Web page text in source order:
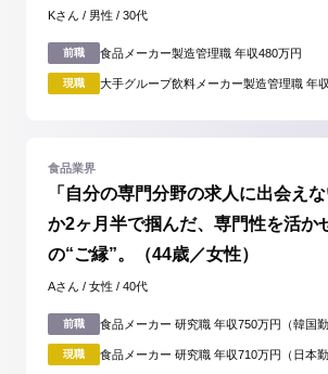
Kさん / 男性 / 30代
前職 食品メーカー製造管理職 年収480万円
現職 大手グループ飲料メーカー製造管理職 年
食品業界
「自分の専門分野の求人に出会え
か2ヶ月半で掴んだ、専門性を活か
の“ご縁”。（44歳／女性）
Aさん / 女性 / 40代
前職 食品メーカー 研究職 年収750万円（韓国勤
現職 食品メーカー 研究職 年収710万円（日本勤